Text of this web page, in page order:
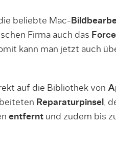
beliebte Mac-
Firma auch das
kann man jetzt auch
auf die Bibliothek von
Reparaturpinsel ,
entferntund zudem bis